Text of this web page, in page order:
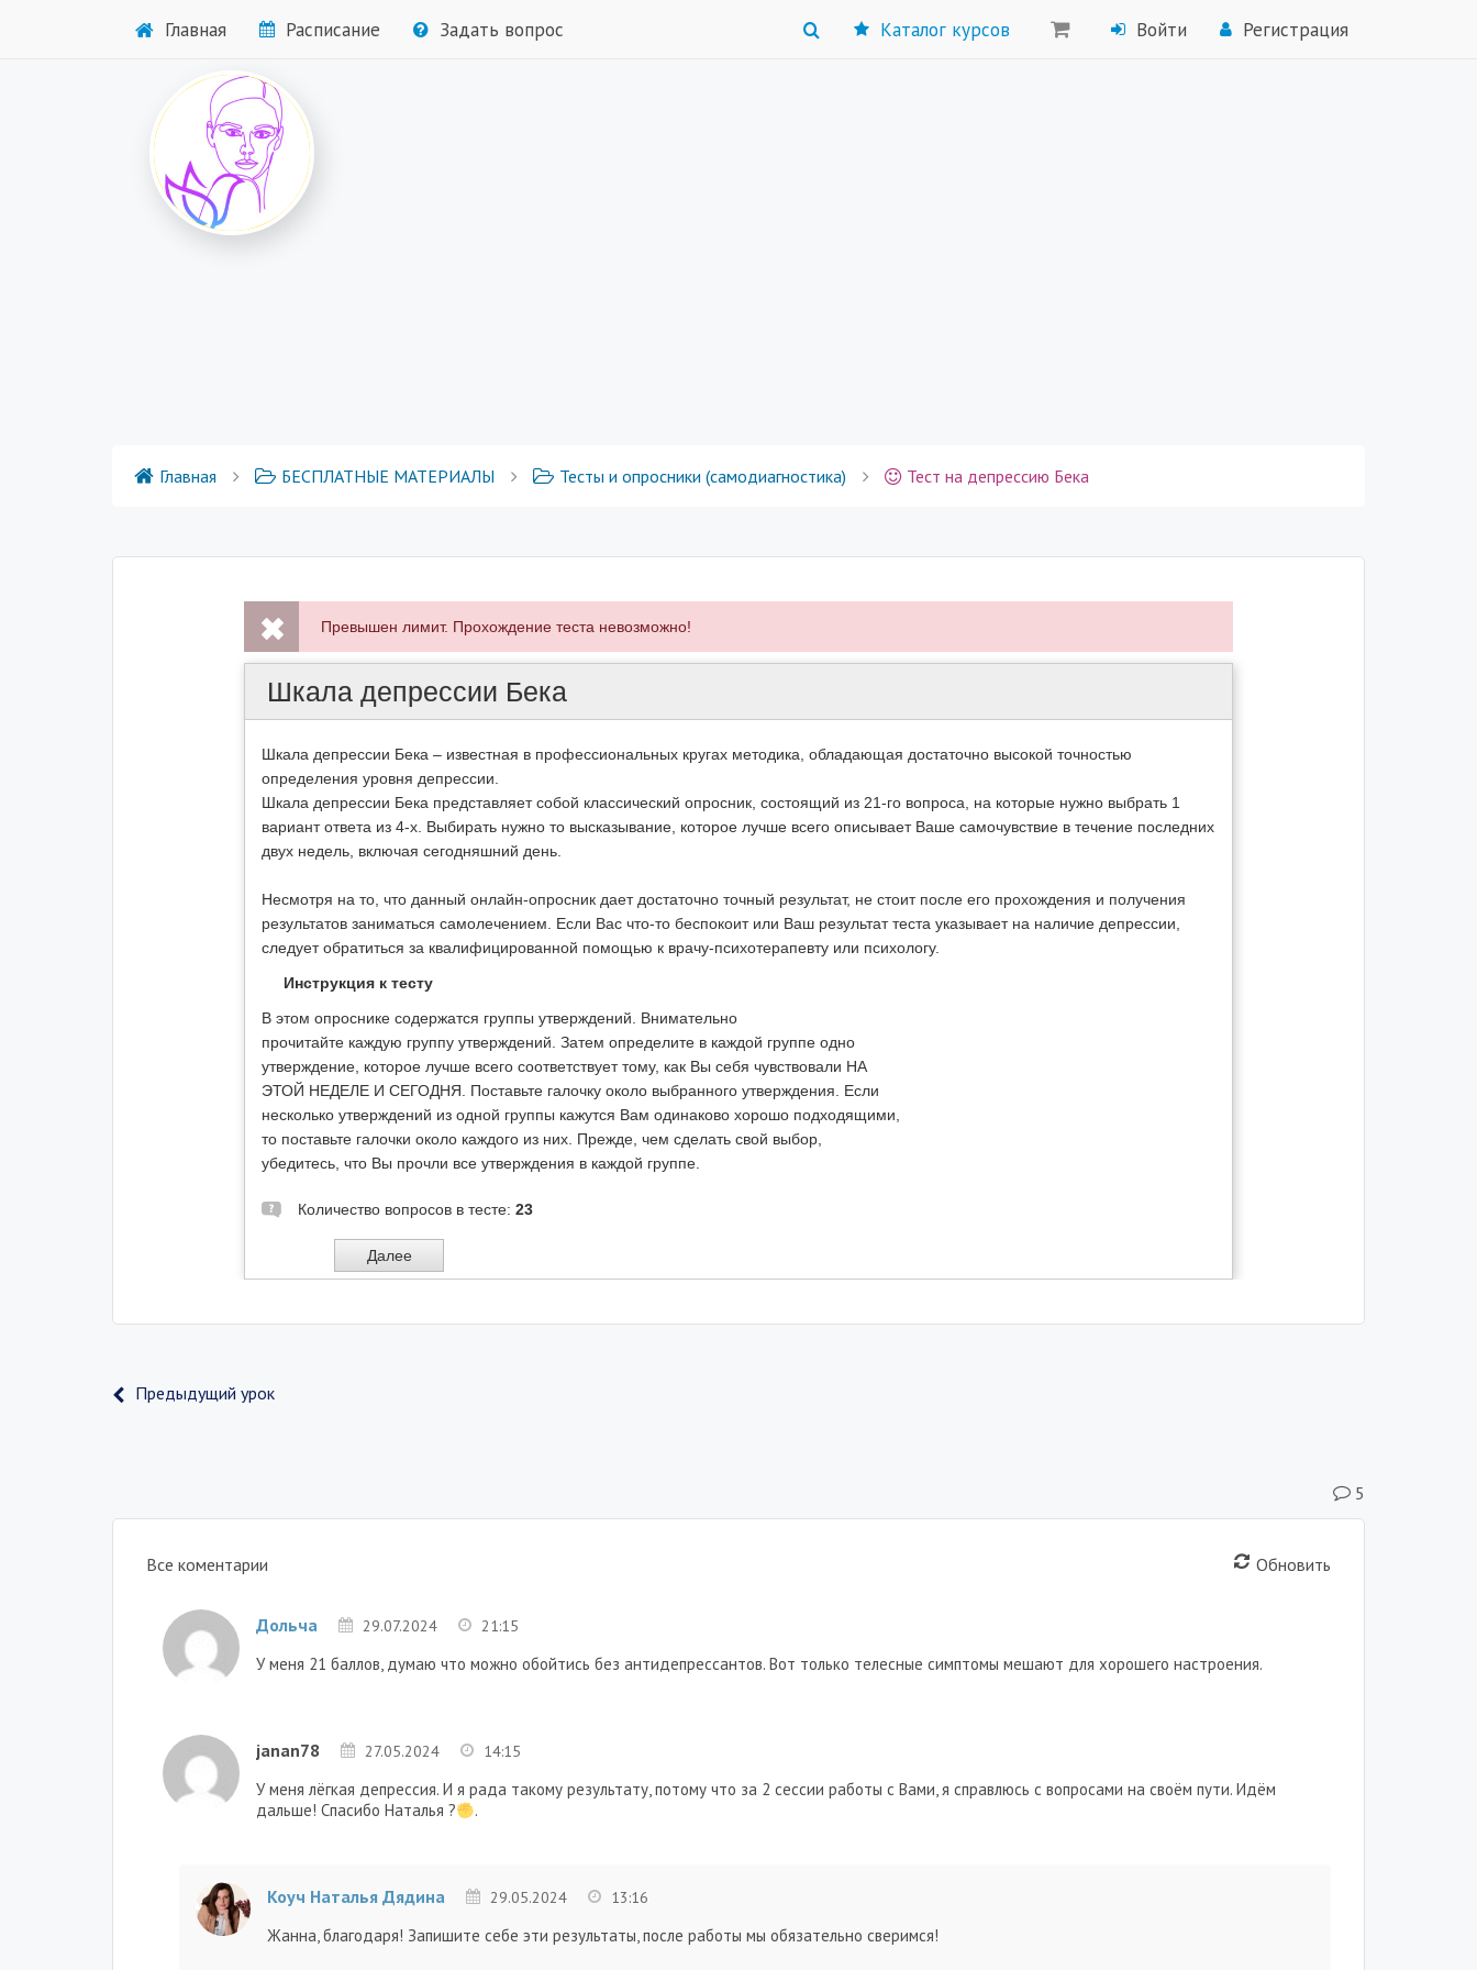
Главная Расписание Задать вопрос Каталог курсов Войти Регистрация
Главная БЕСПЛАТНЫЕ МАТЕРИАЛЫ Тесты и опросники (самодиагностика) Тест на депрессию Бека
Предыдущий урок
5
Все коментарии Обновить
Дольча 29.07.2024 21:15
У меня 21 баллов, думаю что можно обойтись без антидепрессантов. Вот только телесные симптомы мешают для хорошего настроения.
janan78 27.05.2024 14:15
У меня лёгкая депрессия. И я рада такому результату, потому что за 2 сессии работы с Вами, я справлюсь с вопросами на своём пути. Идём
дальше! Спасибо Наталья ?
.
Коуч Наталья Дядина 29.05.2024 13:16
Жанна, благодаря! Запишите себе эти результаты, после работы мы обязательно сверимся!